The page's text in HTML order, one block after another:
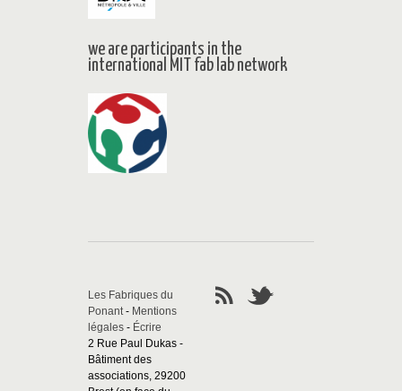
we are participants in the
international MIT fab lab network
Les Fabriques du
Ponant - Mentions
légales - Écrire
2 Rue Paul Dukas -
Bâtiment des
associations, 29200